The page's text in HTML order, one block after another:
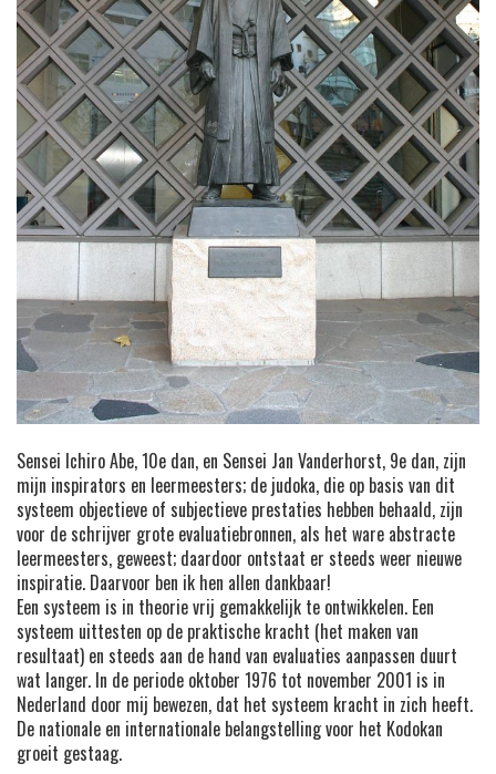
Sensei Ichiro Abe, 10e dan, en Sensei Jan Vanderhorst, 9e dan, zijn
mijn inspirators en leermeesters; de judoka, die op basis van dit
systeem objectieve of subjectieve prestaties hebben behaald, zijn
voor de schrijver grote evaluatiebronnen, als het ware abstracte
leermeesters, geweest; daardoor ontstaat er steeds weer nieuwe
inspiratie. Daarvoor ben ik hen allen dankbaar!
Een systeem is in theorie vrij gemakkelijk te ontwikkelen. Een
systeem uittesten op de praktische kracht (het maken van
resultaat) en steeds aan de hand van evaluaties aanpassen duurt
wat langer. In de periode oktober 1976 tot november 2001 is in
Nederland door mij bewezen, dat het systeem kracht in zich heeft.
De nationale en internationale belangstelling voor het Kodokan
groeit gestaag.